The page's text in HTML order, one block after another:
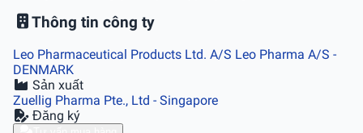
Thông tin công ty
Leo Pharmaceutical Products Ltd. A/S Leo Pharma A/S -
DENMARK
Sản xuất
Zuellig Pharma Pte., Ltd - Singapore
Đăng ký